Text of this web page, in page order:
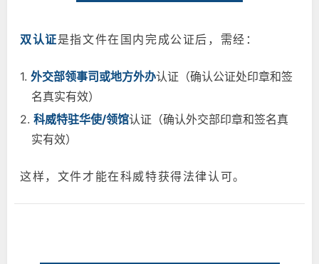
双认证是指文件在国内完成公证后，需经：
1. 外交部领事司或地方外办认证（确认公证处印章和签
名真实有效）
2. 科威特驻华使/领馆认证（确认外交部印章和签名真
实有效）
这样，文件才能在科威特获得法律认可。